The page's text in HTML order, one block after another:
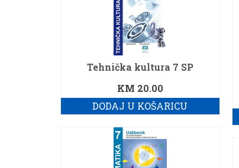
Tehnička kultura 7 SP
KM 20.00
DODAJ U KOŠARICU